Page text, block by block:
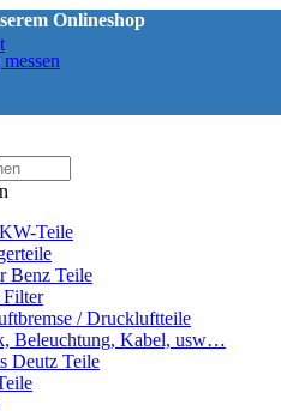
Onlineshop
Teile
Benz Teile
Filter
/ Druckluftteile
Beleuchtung, Kabel, usw…
Deutz Teile